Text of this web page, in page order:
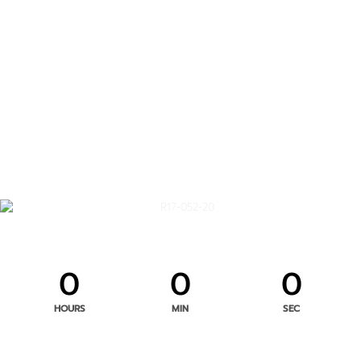
0
HOURS
0
MIN
0
SEC